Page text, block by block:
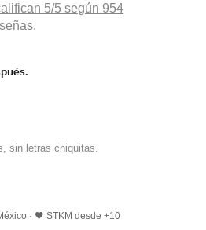
5/5 según 954
· 🖤 STKM desde +10